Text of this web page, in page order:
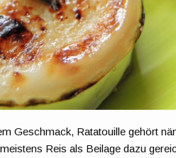
Geschmack, Ratatouille gehört
Reis als Beilage dazu